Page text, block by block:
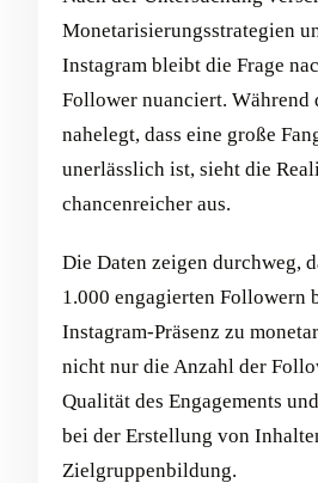
Monetarisierungsstrategien
Instagram bleibt die Frage
Follower nuanciert. Während
nahelegt, dass eine große
unerlässlich ist, sieht die
chancenreicher aus.
Die Daten zeigen durchweg,
1.000 engagierten Followern
Instagram-Präsenz zu
nicht nur die Anzahl der
Qualität des Engagements
bei der Erstellung von
Zielgruppenbildung.